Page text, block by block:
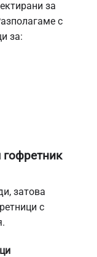
за
с
за:
гофретник
затова
с